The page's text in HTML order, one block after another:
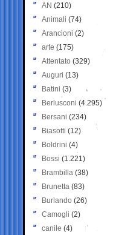
AN (210)
Animali (74)
Arancioni (2)
arte (175)
Attentato (329)
Auguri (13)
Batini (3)
Berlusconi (4.295)
Bersani (234)
Biasotti (12)
Boldrini (4)
Bossi (1.221)
Brambilla (38)
Brunetta (83)
Burlando (26)
Camogli (2)
canile (4)